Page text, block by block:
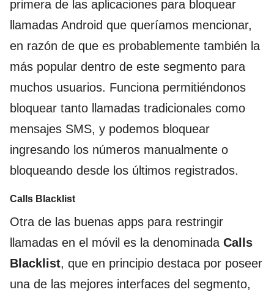
primera de las aplicaciones para bloquear
llamadas Android que queríamos mencionar,
en razón de que es probablemente también la
más popular dentro de este segmento para
muchos usuarios. Funciona permitiéndonos
bloquear tanto llamadas tradicionales como
mensajes SMS, y podemos bloquear
ingresando los números manualmente o
bloqueando desde los últimos registrados.
Calls Blacklist
Otra de las buenas apps para restringir
llamadas en el móvil es la denominada Calls
Blacklist, que en principio destaca por poseer
una de las mejores interfaces del segmento,